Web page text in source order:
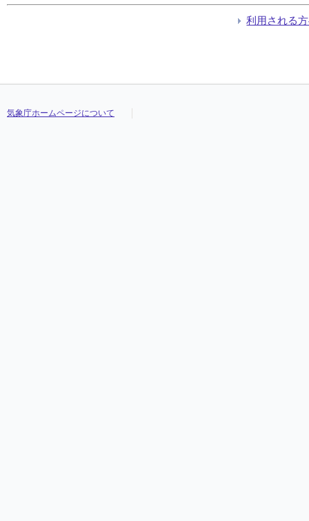
利用される
気象庁ホームページについて